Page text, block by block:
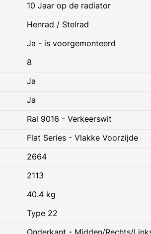
10 Jaar op de radiator
Henrad / Stelrad
Ja - is voorgemonteerd
8
Ja
Ja
Ral 9016 - Verkeerswit
Flat Series - Vlakke Voorzijde
2664
2113
40.4 kg
Type 22